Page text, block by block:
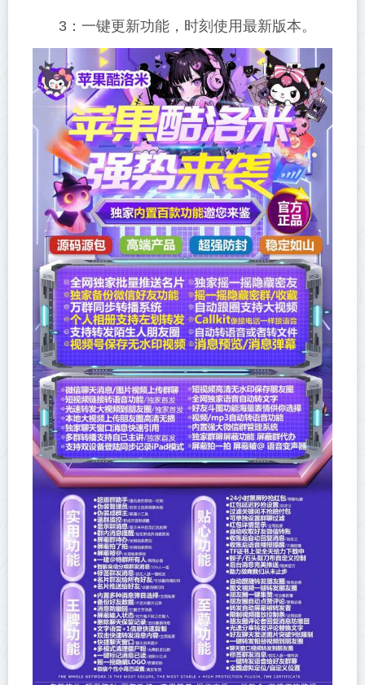
3：一键更新功能，时刻使用最新版本。